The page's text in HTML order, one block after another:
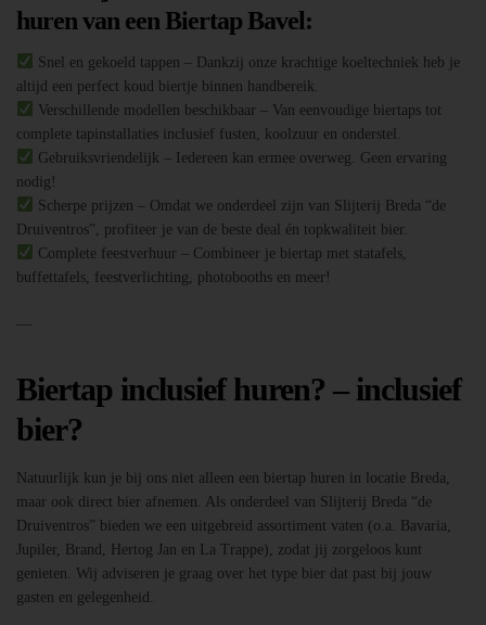
huren van een Biertap Bavel:
Snel en gekoeld tappen – Dankzij onze krachtige koeltechniek heb je
altijd een perfect koud biertje binnen handbereik.
Verschillende modellen beschikbaar – Van eenvoudige biertaps tot
complete tapinstallaties inclusief fusten, koolzuur en onderstel.
Gebruiksvriendelijk – Iedereen kan ermee overweg. Geen ervaring
nodig!
Scherpe prijzen – Omdat we onderdeel zijn van Slijterij Breda “de
Druiventros”, profiteer je van de beste deal én topkwaliteit bier.
Complete feestverhuur – Combineer je biertap met statafels,
buffettafels, feestverlichting, photobooths en meer!
—
Biertap inclusief huren? – inclusief
bier?
Natuurlijk kun je bij ons niet alleen een biertap huren in locatie Breda,
maar ook direct bier afnemen. Als onderdeel van Slijterij Breda “de
Druiventros” bieden we een uitgebreid assortiment vaten (o.a. Bavaria,
Jupiler, Brand, Hertog Jan en La Trappe), zodat jij zorgeloos kunt
genieten. Wij adviseren je graag over het type bier dat past bij jouw
gasten en gelegenheid.